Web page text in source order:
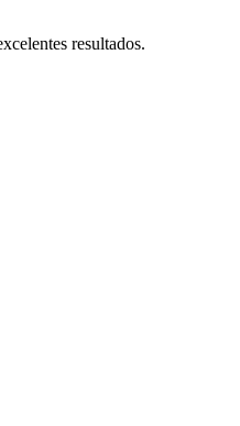
resultados.